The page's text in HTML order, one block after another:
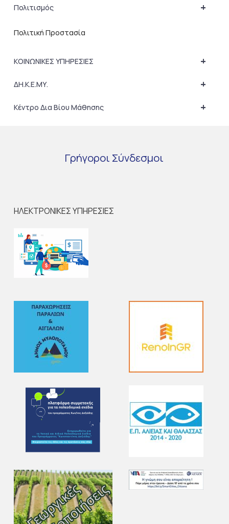
+
Πολιτισμός
Πολιτική Προστασία
+
ΚΟΙΝΩΝΙΚΕΣ ΥΠΗΡΕΣΙΕΣ
+
ΔΗ.Κ.Ε.ΜΥ.
+
Κέντρο Δια Βίου Μάθησης
Γρήγοροι Σύνδεσμοι
ΗΛΕΚΤΡΟΝΙΚΕΣ ΥΠΗΡΕΣΙΕΣ